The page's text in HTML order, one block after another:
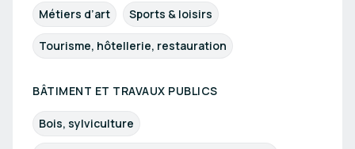
Métiers d’art Sports & loisirs
Tourisme, hôtellerie, restauration
BÂTIMENT ET TRAVAUX PUBLICS
Bois, sylviculture